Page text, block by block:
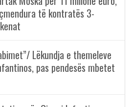
të kontratës 3-
Lëkundja e themeleve
pas pendesës mbetet